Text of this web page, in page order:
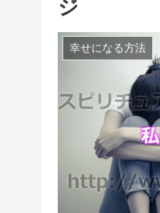
ジ
幸せになる方法